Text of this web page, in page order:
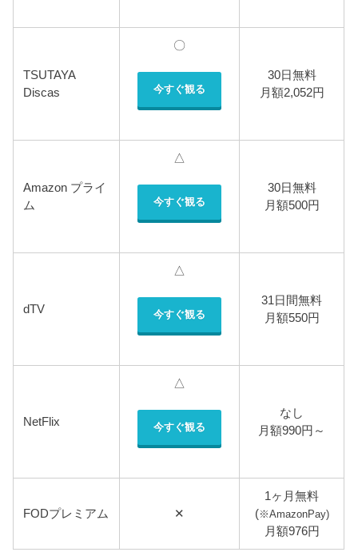
TSUTAYA
Discas
〇
今すぐ観る
30日無料
月額2,052円
Amazon プライ
ム
△
今すぐ観る
30日無料
月額500円
dTV
△
今すぐ観る
31日間無料
月額550円
NetFlix
△
今すぐ観る
なし
月額990円～
FODプレミアム ✕
1ヶ月無料
(※AmazonPay)
月額976円